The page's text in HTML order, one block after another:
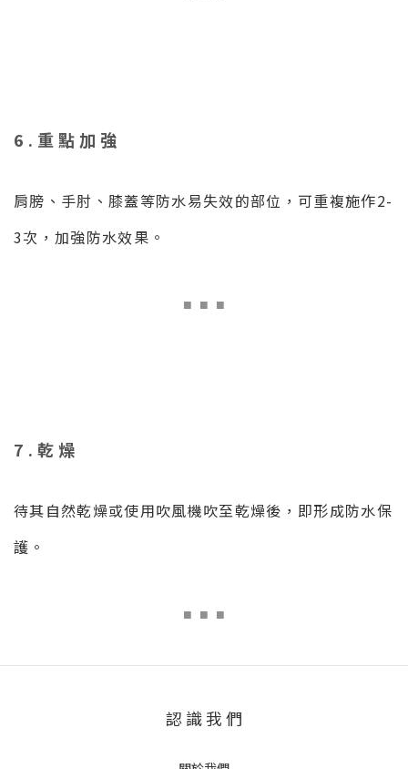
6.重點加強
肩膀、手肘、膝蓋等防水易失效的部位，可重複施作2-
3次，加強防水效果。
■ ■ ■
7.乾燥
待其自然乾燥或使用吹風機吹至乾燥後，即形成防水保
護。
■ ■ ■
認 識 我 們